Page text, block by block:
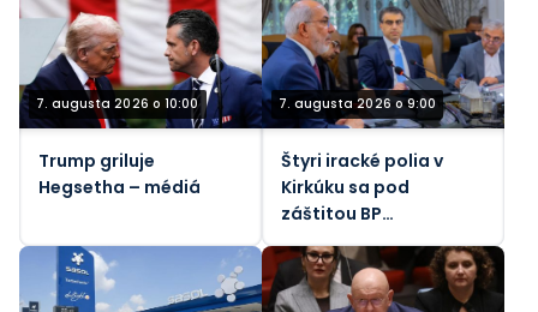
7. augusta 2026 o 10:00
Trump griluje
Hegsetha – médiá
7. augusta 2026 o 9:00
Štyri iracké polia v
Kirkúku sa pod
záštitou BP
000 barelov denne